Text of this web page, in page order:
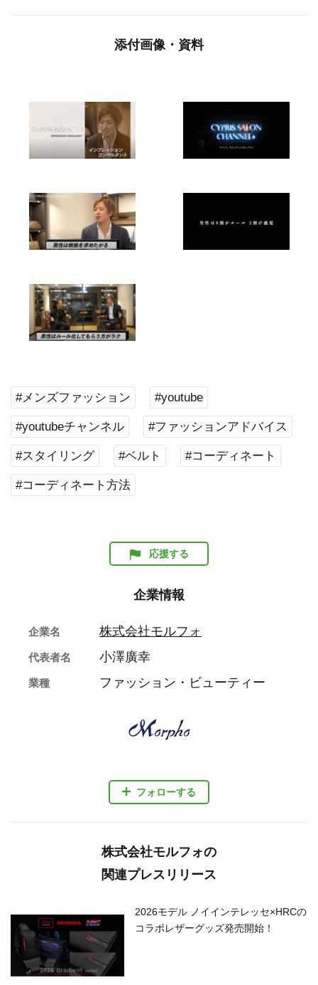
添付画像・資料
#メンズファッション #youtube
#youtubeチャンネル #ファッションアドバイス
#スタイリング #ベルト #コーディネート
#コーディネート方法
応援する
企業情報
フォローする
企業名 株式会社モルフォ
代表者名 小澤廣幸
業種 ファッション・ビューティー
株式会社モルフォの
関連プレスリリース
2026モデル ノイインテレッセ×HRCの
コラボレザーグッズ発売開始！